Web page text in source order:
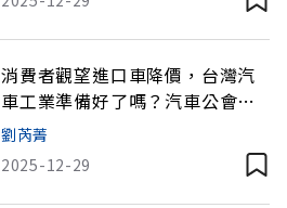
消費者觀望進口車降價，台灣汽
車工業準備好了嗎？汽車公會理
事長揭產業升級
劉芮菁
2025-12-29